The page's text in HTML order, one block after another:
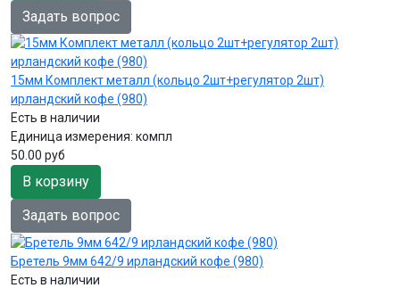
Задать вопрос
15мм Комплект металл (кольцо 2шт+регулятор 2шт)
ирландский кофе (980)
Есть в наличии
Единица измерения: компл
50.00 руб
В корзину
Задать вопрос
Бретель 9мм 642/9 ирландский кофе (980)
Есть в наличии